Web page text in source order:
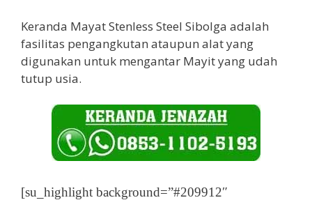
Keranda Mayat Stenless Steel Sibolga adalah
fasilitas pengangkutan ataupun alat yang
digunakan untuk mengantar Mayit yang udah
tutup usia.
[su_highlight background=”#209912″